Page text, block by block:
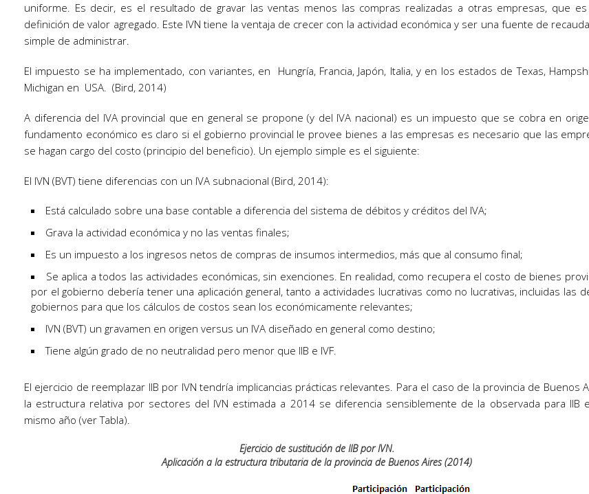
uniforme. Es decir, es el resultado de gravar las ventas menos las compras realizadas a otras empresas, que es
definición de valor agregado. Este IVN tiene la ventaja de crecer con la actividad económica y ser una fuente de
simple de administrar.
El impuesto se ha implementado, con variantes, en Hungría, Francia, Japón, Italia, y en los estados de Texas,
Michigan en USA. (Bird, 2014)
A diferencia del IVA provincial que en general se propone (y del IVA nacional) es un impuesto que se cobra en
fundamento económico es claro si el gobierno provincial le provee bienes a las empresas es necesario que las
se hagan cargo del costo (principio del beneficio). Un ejemplo simple es el siguiente:
El IVN (BVT) tiene diferencias con un IVA subnacional (Bird, 2014):
Está calculado sobre una base contable a diferencia del sistema de débitos y créditos del IVA;
Grava la actividad económica y no las ventas finales;
Es un impuesto a los ingresos netos de compras de insumos intermedios, más que al consumo final;
Se aplica a todos las actividades económicas, sin exenciones. En realidad, como recupera el costo de bienes
por el gobierno debería tener una aplicación general, tanto a actividades lucrativas como no lucrativas, incluidas las
gobiernos para que los cálculos de costos sean los económicamente relevantes;
IVN (BVT) un gravamen en origen versus un IVA diseñado en general como destino;
Tiene algún grado de no neutralidad pero menor que IIB e IVF.
El ejercicio de reemplazar IIB por IVN tendría implicancias prácticas relevantes. Para el caso de la provincia de Buenos
la estructura relativa por sectores del IVN estimada a 2014 se diferencia sensiblemente de la observada para IIB
mismo año (ver Tabla).
Ejercicio de sustitución de IIB por IVN.
Aplicación a la estructura tributaria de la provincia de Buenos Aires (2014)